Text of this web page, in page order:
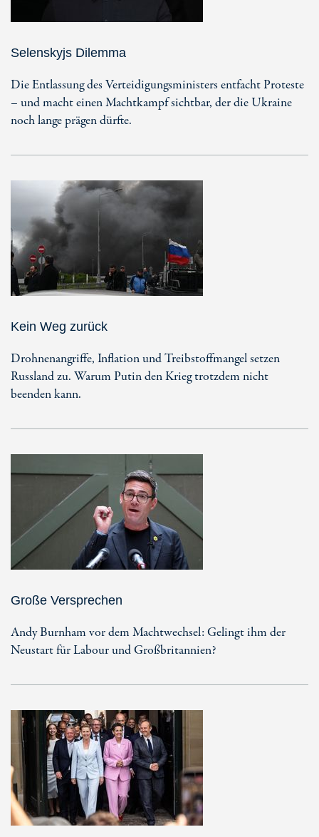
Selenskyjs Dilemma
Die Entlassung des Verteidigungsministers entfacht Proteste
– und macht einen Machtkampf sichtbar, der die Ukraine
noch lange prägen dürfte.
Kein Weg zurück
Drohnenangriffe, Inflation und Treibstoffmangel setzen
Russland zu. Warum Putin den Krieg trotzdem nicht
beenden kann.
Große Versprechen
Andy Burnham vor dem Machtwechsel: Gelingt ihm der
Neustart für Labour und Großbritannien?